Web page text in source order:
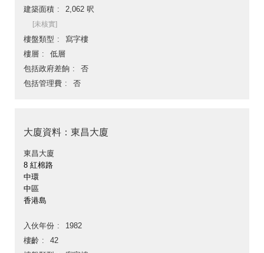
建築面積
2,062 呎
[未核實]
樓盤類型
寫字樓
樓層
低層
包括政府差餉
否
包括管理費
否
大廈資料：東昌大廈
東昌大廈
8 紅棉路
中環
中區
香港島
入伙年份
1982
樓齡
42